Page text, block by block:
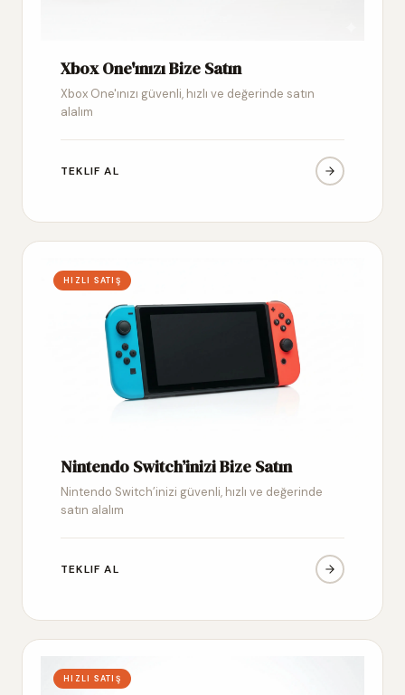
Xbox One'ınızı Bize Satın
Xbox One'ınızı güvenli, hızlı ve değerinde satın
alalım
TEKLIF AL
HIZLI SATIŞ
Nintendo Switch’inizi Bize Satın
Nintendo Switch’inizi güvenli, hızlı ve değerinde
satın alalım
TEKLIF AL
HIZLI SATIŞ